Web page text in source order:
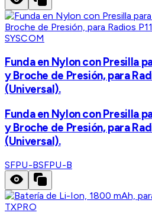
SYSCOM
Funda en Nylon con Presilla
y Broche de Presión, para
(Universal).
Funda en Nylon con Presilla
y Broche de Presión, para
(Universal).
SFPU-BSFPU-B
TXPRO